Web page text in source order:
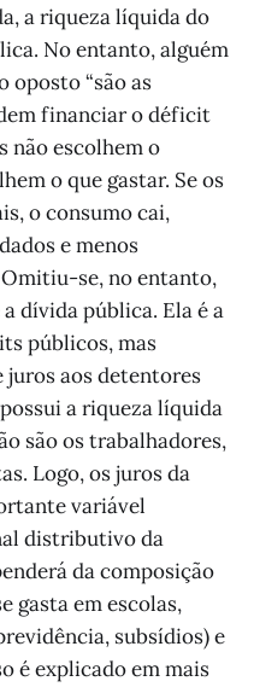
a riqueza líquida do
No entanto, alguém
oposto “são as
financiar o déficit
não escolhem o
o que gastar. Se os
o consumo cai,
e menos
se, no entanto,
dívida pública. Ela é a
públicos, mas
juros aos detentores
a riqueza líquida
são os trabalhadores,
Logo, os juros da
variável
distributivo da
da composição
gasta em escolas,
subsídios) e
é explicado em mais